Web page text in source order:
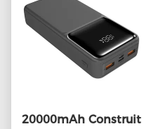
20000mAh Construit